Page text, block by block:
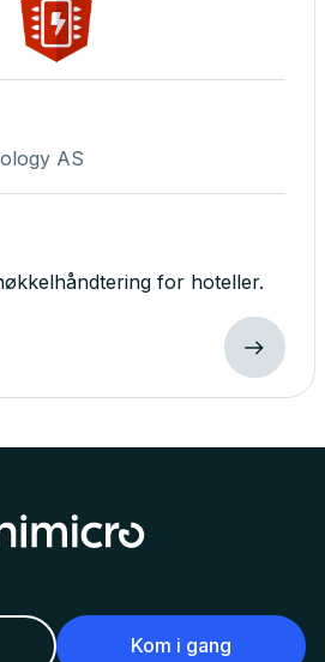
AS
for hoteller.
Kom i gang